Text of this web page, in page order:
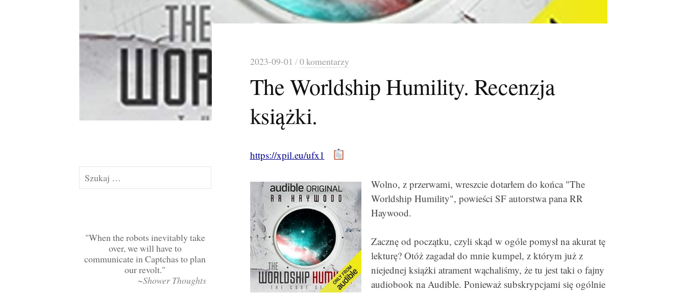
2023-09-01 /0 komentarzy
The Worldship Humility. Recenzja
książki.
https://xpil.eu/ufx1
Wolno, z przerwami, wreszcie dotarłem do końca "The
Worldship Humility", powieści SF autorstwa pana RR
Haywood.
Zacznę od początku, czyli skąd w ogóle pomysł na akurat tę
lekturę? Otóż zagadał do mnie kumpel, z którym już z
niejednej książki atrament wąchaliśmy, że tu jest taki o fajny
audiobook na Audible. Ponieważ subskrypcjami się ogólnie
Szukaj:
When the robots inevitably take
over, we will have to
communicate in Captchas to plan
our revolt.
~Shower Thoughts